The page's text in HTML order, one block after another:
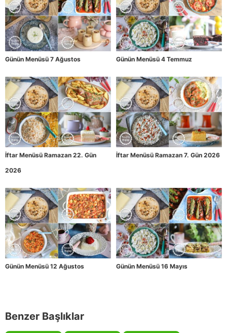
Günün Menüsü 7 Ağustos Günün Menüsü 4 Temmuz
İftar Menüsü Ramazan 22. Gün
2026
İftar Menüsü Ramazan 7. Gün 2026
Günün Menüsü 12 Ağustos Günün Menüsü 16 Mayıs
Benzer Başlıklar